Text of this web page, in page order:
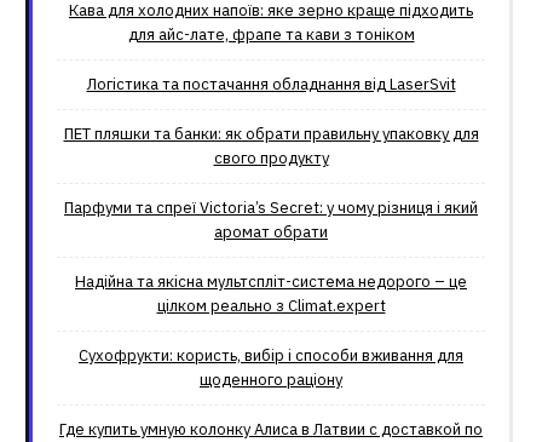
Кава для холодних напоїв: яке зерно краще підходить
для айс-лате, фрапе та кави з тоніком
Логістика та постачання обладнання від LaserSvit
ПЕТ пляшки та банки: як обрати правильну упаковку для
свого продукту
Парфуми та спреї Victoria’s Secret: у чому різниця і який
аромат обрати
Надійна та якісна мультспліт-система недорого – це
цілком реально з Climat.еxpert
Сухофрукти: користь, вибір і способи вживання для
щоденного раціону
Где купить умную колонку Алиса в Латвии с доставкой по